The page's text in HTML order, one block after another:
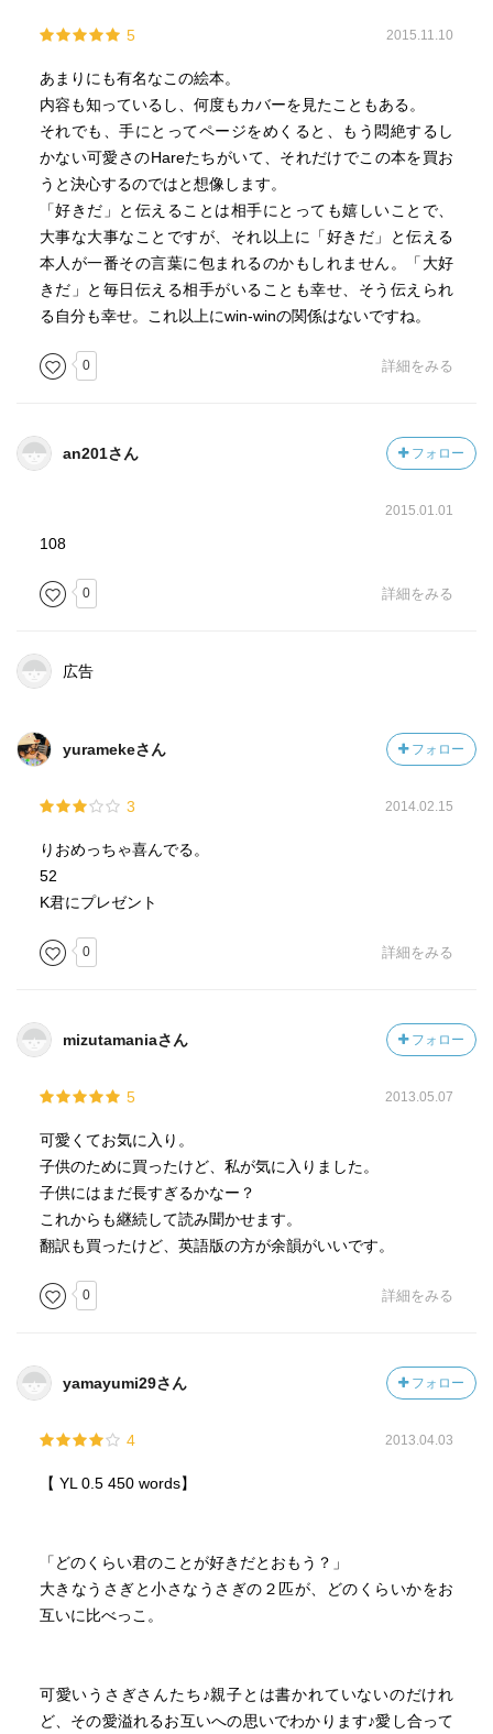
5 2015.11.10
あまりにも有名なこの絵本。
内容も知っているし、何度もカバーを見たこともある。
それでも、手にとってページをめくると、もう悶絶するし
かない可愛さのHareたちがいて、それだけでこの本を買お
うと決心するのではと想像します。
「好きだ」と伝えることは相手にとっても嬉しいことで、
大事な大事なことですが、それ以上に「好きだ」と伝える
本人が一番その言葉に包まれるのかもしれません。「大好
きだ」と毎日伝える相手がいることも幸せ、そう伝えられ
る自分も幸せ。これ以上にwin-winの関係はないですね。
0 詳細をみる
an201さん フォロー
2015.01.01
108
0 詳細をみる
広告
yuramekeさん フォロー
3 2014.02.15
りおめっちゃ喜んでる。
52
K君にプレゼント
0 詳細をみる
mizutamaniaさん フォロー
5 2013.05.07
可愛くてお気に入り。
子供のために買ったけど、私が気に入りました。
子供にはまだ長すぎるかなー？
これからも継続して読み聞かせます。
翻訳も買ったけど、英語版の方が余韻がいいです。
0 詳細をみる
yamayumi29さん フォロー
4 2013.04.03
【 YL 0.5 450 words】
「どのくらい君のことが好きだとおもう？」
大きなうさぎと小さなうさぎの２匹が、どのくらいかをお
互いに比べっこ。
可愛いうさぎさんたち♪親子とは書かれていないのだけれ
ど、その愛溢れるお互いへの思いでわかります♪愛し合って